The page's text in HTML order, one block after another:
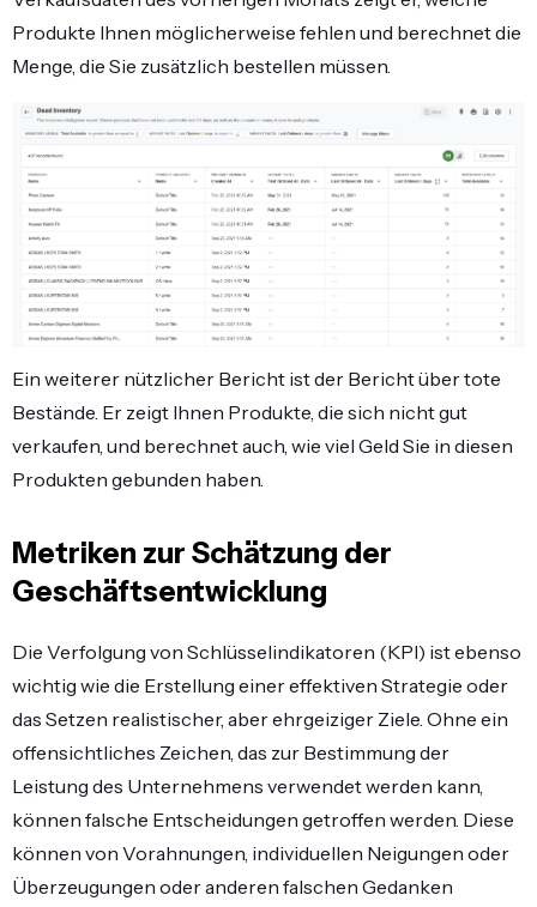
Produkte Ihnen möglicherweise fehlen und berechnet die
Menge, die Sie zusätzlich bestellen müssen.
Ein weiterer nützlicher Bericht ist der Bericht über tote
Bestände. Er zeigt Ihnen Produkte, die sich nicht gut
verkaufen, und berechnet auch, wie viel Geld Sie in diesen
Produkten gebunden haben.
Metriken zur Schätzung der
Geschäftsentwicklung
Die Verfolgung von Schlüsselindikatoren (KPI) ist ebenso
wichtig wie die Erstellung einer effektiven Strategie oder
das Setzen realistischer, aber ehrgeiziger Ziele. Ohne ein
offensichtliches Zeichen, das zur Bestimmung der
Leistung des Unternehmens verwendet werden kann,
können falsche Entscheidungen getroffen werden. Diese
können von Vorahnungen, individuellen Neigungen oder
Überzeugungen oder anderen falschen Gedanken